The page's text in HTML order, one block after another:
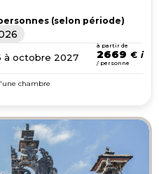
(selon période)
à octobre 2027
à partir de
2669 €
/ personne
chambre